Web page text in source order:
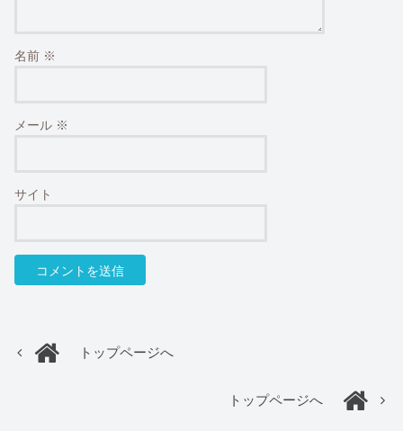
名前 ※
メール ※
サイト
トップページへ
トップページへ